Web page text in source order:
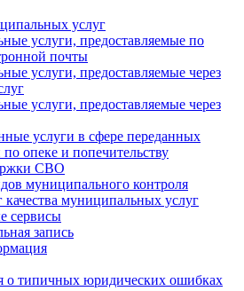
услуг
услуги, предоставляемые по
почты
услуги, предоставляемые через
услуги, предоставляемые через
услуги в сфере переданных
опеке и попечительству
СВО
муниципального контроля
муниципальных услуг
сервисы
запись
о типичных юридических ошибках